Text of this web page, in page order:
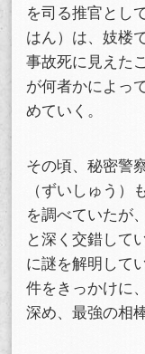
を司る推官とし
はん）は、妓楼
事故死に見えた
が何者かによっ
めていく。
その頃、秘密警
（ずいしゅう
を調べていたが
と深く交錯して
に謎を解明して
件をきっかけに
深め、最強の相